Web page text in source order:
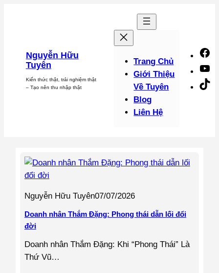
Nguyễn Hữu
Tuyên
Kiến thức thật, trải nghiệm thật
– Tạo nên thu nhập thật
Trang Chủ
Giới Thiệu
Về Tuyên
Blog
Liên Hệ
Nguyễn Hữu Tuyên07/07/2026
Doanh nhân Thắm Đặng: Phong thái dẫn lối đổi
đời
Doanh nhân Thắm Đặng: Khi “Phong Thái” Là
Thứ Vũ…